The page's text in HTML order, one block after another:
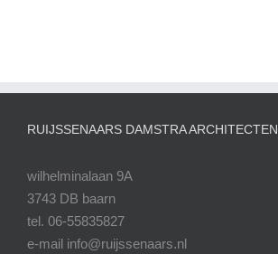
RUIJSSENAARS DAMSTRA ARCHITECTEN
wilhelminalaan 9A
3743 DB baarn
tel. 06-55835827
e-mail info@ruijssenaars.nl